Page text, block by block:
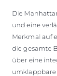
Die
und eine
Merkmal auf
die gesamte
über eine
umklappbare